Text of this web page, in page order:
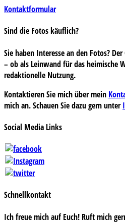
Kontaktformular
Sind die Fotos käuflich?
Sie haben Interesse an den Fotos?
– ob als Leinwand für das heimische
redaktionelle Nutzung.
Kontaktieren Sie mich über mein
mich an. Schauen Sie dazu gern unter
Social Media Links
Schnellkontakt
Ich freue mich auf Euch! Ruft mich